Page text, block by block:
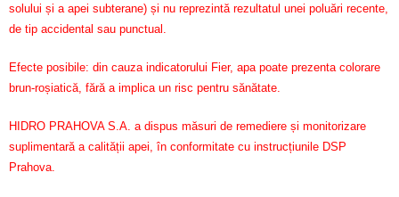
solului și a apei subterane) și nu reprezintă rezultatul unei poluări recente,
de tip accidental sau punctual.
Efecte posibile: din cauza indicatorului Fier, apa poate prezenta colorare
brun-roșiatică, fără a implica un risc pentru sănătate.
HIDRO PRAHOVA S.A. a dispus măsuri de remediere și monitorizare
suplimentară a calității apei, în conformitate cu instrucțiunile DSP
Prahova.